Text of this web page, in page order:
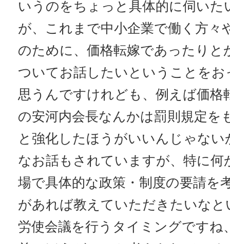
いうのをちょっと具体的に伺いた
が、これまで中小企業で働く方々
のために、価格転嫁であったりと
ついてお話したいということを
思うんですけれども、例えば価格
の安河内会長なんかは罰則規定を
と強化したほうがいいんじゃな
なお話もされていますが、特に何
場で具体的な政策・制度の要請を
があれば教えていただきたいな
労使会議を行うタイミングですね